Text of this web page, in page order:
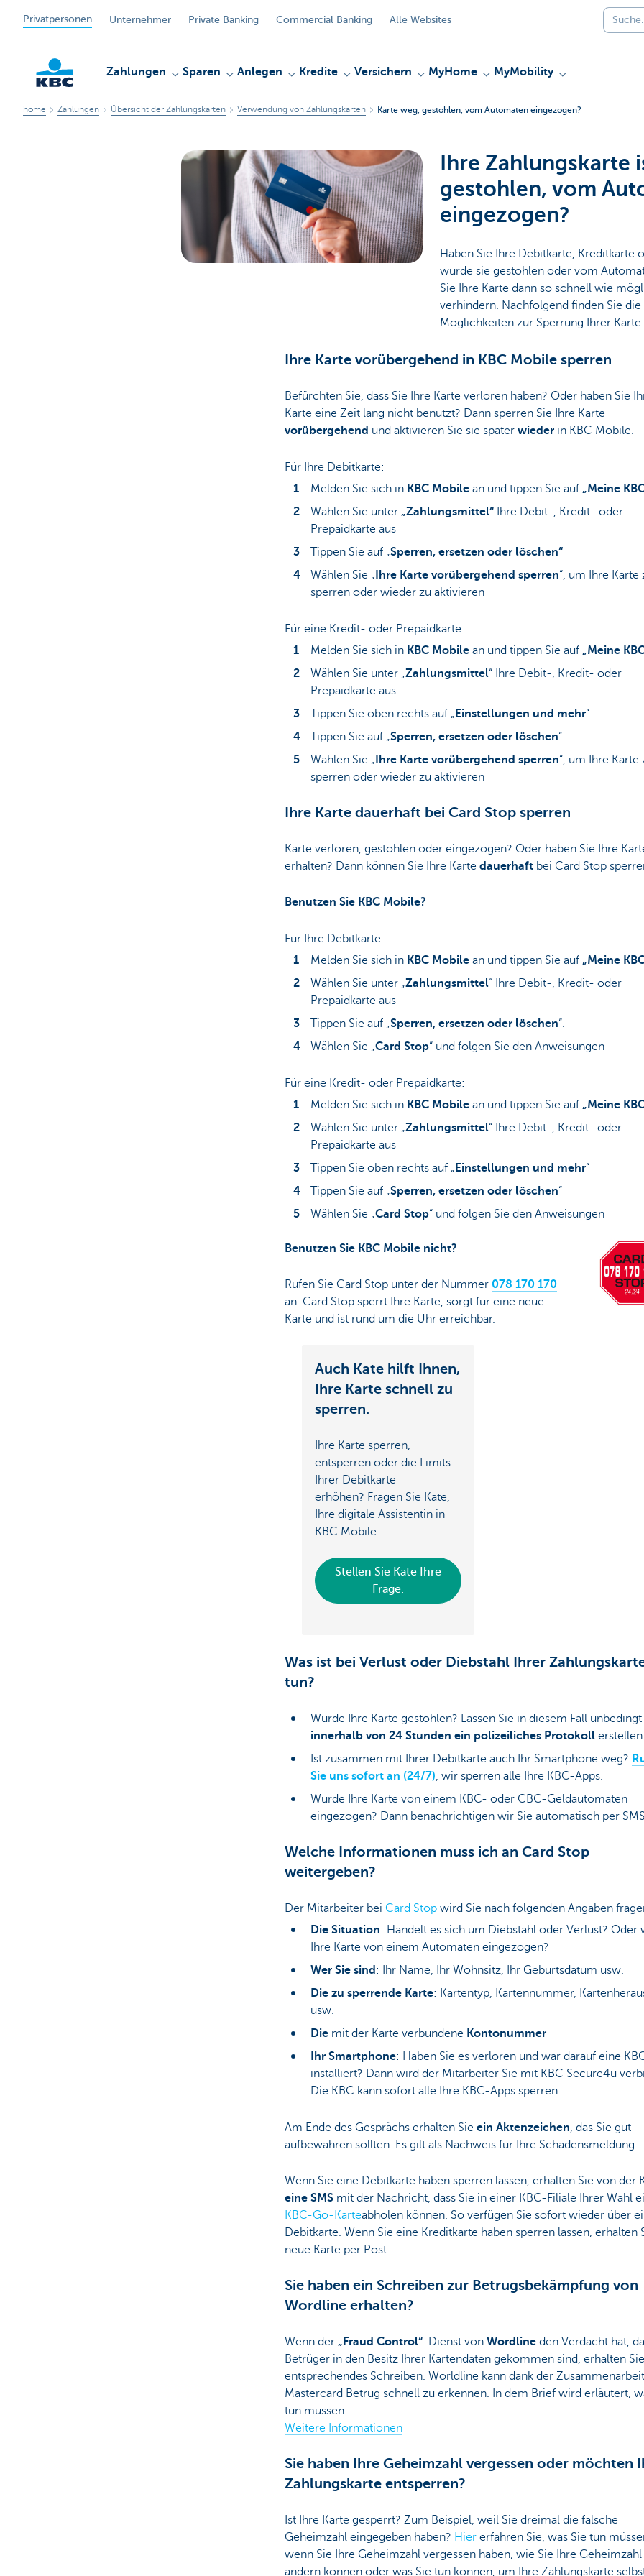
Privatpersonen Unternehmer Private Banking Commercial Banking Alle Websites
Zahlungen Sparen Anlegen Kredite Versichern MyHome MyMobility
home Zahlungen Übersicht der Zahlungskarten Verwendung von Zahlungskarten Karte weg, gestohlen, vom Automaten eingezogen?
Ihre Zahlungskarte
gestohlen, vom
eingezogen?
Haben Sie Ihre Debitkarte, Kreditkarte
wurde sie gestohlen oder vom
Sie Ihre Karte dann so schnell wie
verhindern. Nachfolgend finden Sie
Möglichkeiten zur Sperrung Ihrer
Ihre Karte vorübergehend in KBC Mobile sperren
Befürchten Sie, dass Sie Ihre Karte verloren haben? Oder haben Sie
Karte eine Zeit lang nicht benutzt? Dann sperren Sie Ihre Karte
vorübergehend und aktivieren Sie sie später wiederin KBC Mobile.
Für Ihre Debitkarte:
Melden Sie sich in KBC Mobilean und tippen Sie auf „Meine
Wählen Sie unter„Zahlungsmittel“Ihre Debit-, Kredit- oder
Prepaidkarte aus
Tippen Sie auf „Sperren, ersetzen oder löschen“
Wählen Sie „ Ihre Karte vorübergehend sperren“, um Ihre Karte
sperren oder wieder zu aktivieren
Für eine Kredit- oder Prepaidkarte:
Melden Sie sich in KBC Mobile an und tippen Sie auf „Meine
Wählen Sie unter „Zahlungsmittel“ Ihre Debit-, Kredit- oder
Prepaidkarte aus
Tippen Sie oben rechts auf „ Einstellungen und mehr“
Tippen Sie auf „Sperren, ersetzen oder löschen“
Wählen Sie „ Ihre Karte vorübergehend sperren“, um Ihre Karte
sperren oder wieder zu aktivieren
Ihre Karte dauerhaft bei Card Stop sperren
Karte verloren, gestohlen oder eingezogen? Oder haben Sie Ihre
erhalten? Dann können Sie Ihre Karte dauerhaftbei Card Stop
Benutzen Sie KBC Mobile?
Für Ihre Debitkarte:
Melden Sie sich in KBC Mobilean und tippen Sie auf „Meine
Wählen Sie unter „Zahlungsmittel“ Ihre Debit-, Kredit- oder
Prepaidkarte aus
Tippen Sie auf „Sperren, ersetzen oder löschen“.
Wählen Sie „Card Stop“ und folgen Sie den Anweisungen
Für eine Kredit- oder Prepaidkarte:
Melden Sie sich in KBC Mobilean und tippen Sie auf „Meine
Wählen Sie unter „Zahlungsmittel“ Ihre Debit-, Kredit- oder
Prepaidkarte aus
Tippen Sie oben rechts auf „ Einstellungen und mehr“
Tippen Sie auf „Sperren, ersetzen oder löschen“
Wählen Sie „Card Stop“ und folgen Sie den Anweisungen
Benutzen Sie KBC Mobile nicht?
Rufen Sie Card Stop unter der Nummer 078 170 170
an. Card Stop sperrt Ihre Karte, sorgt für eine neue
Karte und ist rund um die Uhr erreichbar.
Auch Kate hilft Ihnen,
Ihre Karte schnell zu
sperren.
Ihre Karte sperren,
entsperren oder die Limits
Ihrer Debitkarte
erhöhen? Fragen Sie Kate,
Ihre digitale Assistentin in
KBC Mobile.
Stellen Sie Kate Ihre
Frage.
Was ist bei Verlust oder Diebstahl Ihrer
tun?
Wurde Ihre Karte gestohlen? Lassen Sie in diesem Fall unbedingt
innerhalb von 24 Stunden ein polizeiliches Protokoll
Ist zusammen mit Ihrer Debitkarte auch Ihr Smartphone weg?
Sie uns sofort an (24/7), wir sperren alle Ihre KBC-Apps.
Wurde Ihre Karte von einem KBC- oder CBC-Geldautomaten
eingezogen? Dann benachrichtigen wir Sie automatisch per
Welche Informationen muss ich an Card Stop
weitergeben?
Der Mitarbeiter bei Card Stopwird Sie nach folgenden Angaben
Die Situation: Handelt es sich um Diebstahl oder Verlust? Oder
Ihre Karte von einem Automaten eingezogen?
Wer Sie sind : Ihr Name, Ihr Wohnsitz, Ihr Geburtsdatum usw.
Die zu sperrende Karte: Kartentyp, Kartennummer,
usw.
Diemit der Karte verbundene Kontonummer
Ihr Smartphone: Haben Sie es verloren und war darauf eine
installiert? Dann wird der Mitarbeiter Sie mit KBC Secure4u
Die KBC kann sofort alle Ihre KBC-Apps sperren.
Am Ende des Gesprächs erhalten Sie ein Aktenzeichen, das Sie gut
aufbewahren sollten. Es gilt als Nachweis für Ihre Schadensmeldung.
Wenn Sie eine Debitkarte haben sperren lassen, erhalten Sie von der
eine SMS mit der Nachricht, dass Sie in einer KBC-Filiale Ihrer Wahl
KBC-Go-Karteabholen können. So verfügen Sie sofort wieder über
Debitkarte. Wenn Sie eine Kreditkarte haben sperren lassen, erhalten
neue Karte per Post.
Sie haben ein Schreiben zur Betrugsbekämpfung von
Wordline erhalten?
Wenn der „Fraud Control“-Dienst von Wordlineden Verdacht hat,
Betrüger in den Besitz Ihrer Kartendaten gekommen sind, erhalten
entsprechendes Schreiben. Worldline kann dank der
Mastercard Betrug schnell zu erkennen. In dem Brief wird erläutert,
tun müssen.
Weitere Informationen
Sie haben Ihre Geheimzahl vergessen oder möchten
Zahlungskarte entsperren?
Ist Ihre Karte gesperrt? Zum Beispiel, weil Sie dreimal die falsche
Geheimzahl eingegeben haben? Hiererfahren Sie, was Sie tun
wenn Sie Ihre Geheimzahl vergessen haben, wie Sie Ihre Geheimzahl
ändern können oder was Sie tun können, um Ihre Zahlungskarte